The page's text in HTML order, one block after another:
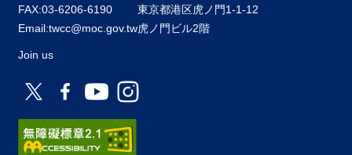
FAX:03-6206-6190
Email:twcc@moc.gov.tw
東京都港区虎ノ門1-1-12
虎ノ門ビル2階
Join us